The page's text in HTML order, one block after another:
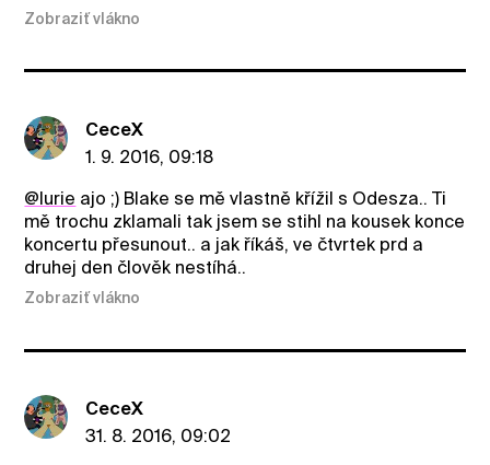
Zobraziť vlákno
CeceX
1. 9. 2016, 09:18
@lurie ajo ;) Blake se mě vlastně křížil s Odesza.. Ti
mě trochu zklamali tak jsem se stihl na kousek konce
koncertu přesunout.. a jak říkáš, ve čtvrtek prd a
druhej den člověk nestíhá..
Zobraziť vlákno
CeceX
31. 8. 2016, 09:02